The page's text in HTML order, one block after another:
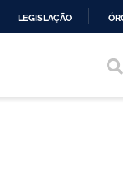
LEGISLAÇÃO